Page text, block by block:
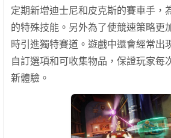
定期新增迪士尼和皮克斯的賽車手，
的特殊技能。另外為了使競速策略更
時引進獨特賽道。遊戲中還會經常出
自訂選項和可收集物品，保證玩家每
新體驗。